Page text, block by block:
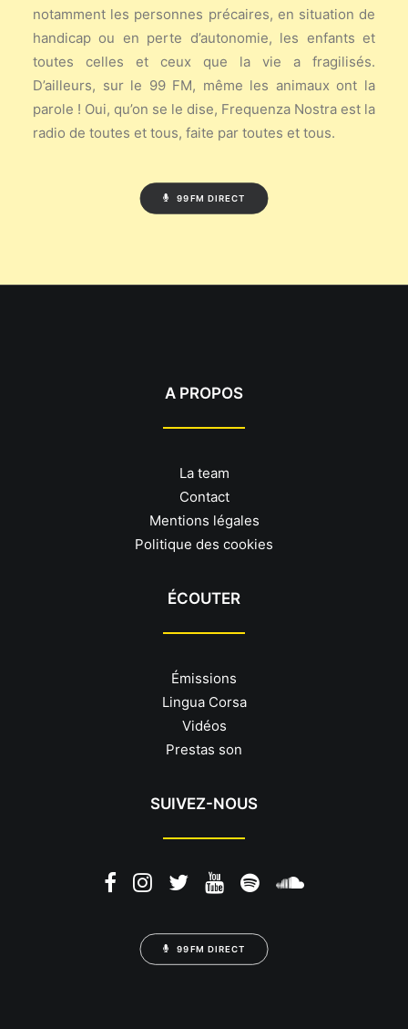
notamment les personnes précaires, en situation de
handicap ou en perte d’autonomie, les enfants et
toutes celles et ceux que la vie a fragilisés.
D’ailleurs, sur le 99 FM, même les animaux ont la
parole ! Oui, qu’on se le dise, Frequenza Nostra est la
radio de toutes et tous, faite par toutes et tous.
99FM DIRECT
A PROPOS
La team
Contact
Mentions légales
Politique des cookies
ÉCOUTER
Émissions
Lingua Corsa
Vidéos
Prestas son
SUIVEZ-NOUS
99FM DIRECT